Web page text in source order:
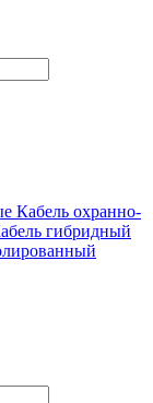
Кабель охранно-
гибридный